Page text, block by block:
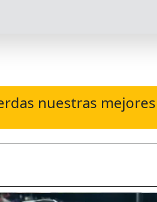
nuestras